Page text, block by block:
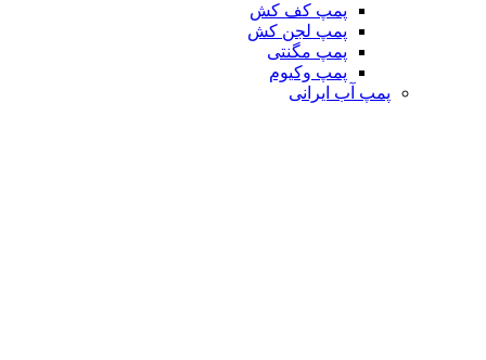
پمپ کف کش
پمپ لجن کش
پمپ مگنتی
پمپ وکیوم
پمپ آب ایرانی